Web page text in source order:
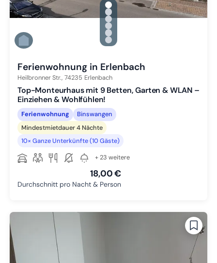
gallery.slide_selector
Zu Slide 1 wechseln
Zu Slide 2 wechseln
Zu Slide 3 wechseln
Zu Slide 4 wechseln
Zu Slide 5 wechseln
Zu Slide 6 wechseln
Ferienwohnung in Erlenbach
Heilbronner Str., 74235 Erlenbach
Top-Monteurhaus mit 9 Betten, Garten & WLAN –
Einziehen & Wohlfühlen!
Ferienwohnung
Binswangen
Mindestmietdauer 4 Nächte
10× Ganze Unterkünfte (10 Gäste)
+ 23 weitere
18,00 €
Durchschnitt pro Nacht & Person